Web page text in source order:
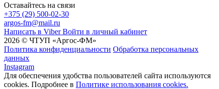
Оставайтесь на связи
+375 (29) 500-02-30
argos-fm@mail.ru
Написать в Viber Войти в личный кабинет
2026 © ЧТУП «Аргос-ФМ»
Политика конфиденциальности Обработка персональных
данных
Instagram
Для обеспечения удобства пользователей сайта используются
cookies. Подробнее в Политике использования cookies.